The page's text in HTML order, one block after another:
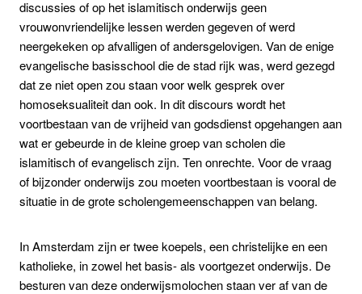
discussies of op het islamitisch onderwijs geen
vrouwonvriendelijke lessen werden gegeven of werd
neergekeken op afvalligen of andersgelovigen. Van de enige
evangelische basisschool die de stad rijk was, werd gezegd
dat ze niet open zou staan voor welk gesprek over
homoseksualiteit dan ook. In dit discours wordt het
voortbestaan van de vrijheid van godsdienst opgehangen aan
wat er gebeurde in de kleine groep van scholen die
islamitisch of evangelisch zijn. Ten onrechte. Voor de vraag
of bijzonder onderwijs zou moeten voortbestaan is vooral de
situatie in de grote scholengemeenschappen van belang.
In Amsterdam zijn er twee koepels, een christelijke en een
katholieke, in zowel het basis- als voortgezet onderwijs. De
besturen van deze onderwijsmolochen staan ver af van de